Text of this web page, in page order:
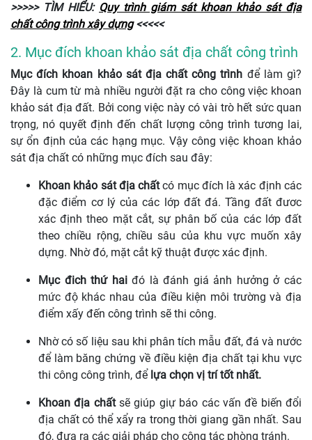
>>>>> TÌM HIỂU: Quy trình giám sát khoan khảo sát địa
chất công trình xây dựng<<<<<
2. Mục đích khoan khảo sát địa chất công trình
Mục đích khoan khảo sát địa chất công trình để làm gì?
Đây là cum từ mà nhiều người đặt ra cho công việc khoan
khảo sát địa đất. Bởi cong việc này có vài trò hết sức quan
trọng, nó quyết định đến chất lượng công trình tương lai,
sự ổn định của các hạng mục. Vậy công việc khoan khảo
sát địa chất có những mục đích sau đây:
Khoan khảo sát địa chấtcó mục đích là xác định các
đặc điểm cơ lý của các lớp đất đá. Tầng đất đươc
xác định theo mặt cắt, sự phân bố của các lớp đất
theo chiều rộng, chiều sâu của khu vực muốn xây
dựng. Nhờ đó, mặt cắt kỹ thuật được xác định.
Mục đich thứ haiđó là đánh giá ảnh hưởng ở các
mức độ khác nhau của điều kiện môi trường và địa
điểm xấy đến công trình sẽ thi công.
Nhờ có số liệu sau khi phân tích mẫu đất, đá và nước
để làm băng chứng về điều kiện địa chất tại khu vực
thi công công trình, để lựa chọn vị trí tốt nhất.
Khoan địa chấtsẽ giúp giự báo các vấn đề biến đổi
địa chất có thể xẩy ra trong thời giang gần nhất. Sau
đó, đưa ra các giải pháp cho công tác phòng tránh.